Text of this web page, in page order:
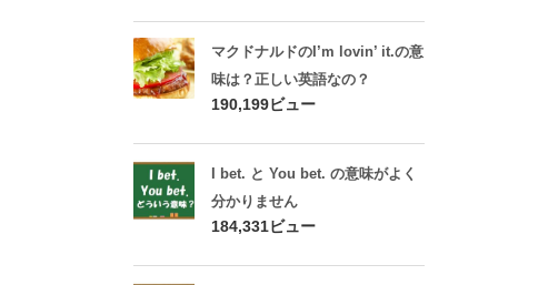
マクドナルドのI’m lovin’ it.の意
味は？正しい英語なの？
190,199ビュー
I bet. と You bet. の意味がよく
分かりません
184,331ビュー